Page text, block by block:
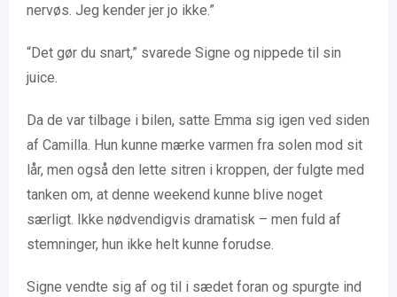
nervøs. Jeg kender jer jo ikke.”
“Det gør du snart,” svarede Signe og nippede til sin
juice.
Da de var tilbage i bilen, satte Emma sig igen ved siden
af Camilla. Hun kunne mærke varmen fra solen mod sit
lår, men også den lette sitren i kroppen, der fulgte med
tanken om, at denne weekend kunne blive noget
særligt. Ikke nødvendigvis dramatisk – men fuld af
stemninger, hun ikke helt kunne forudse.
Signe vendte sig af og til i sædet foran og spurgte ind